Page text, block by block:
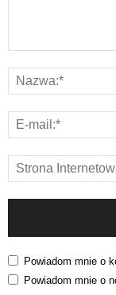
Powiadom mnie o
Powiadom mnie o